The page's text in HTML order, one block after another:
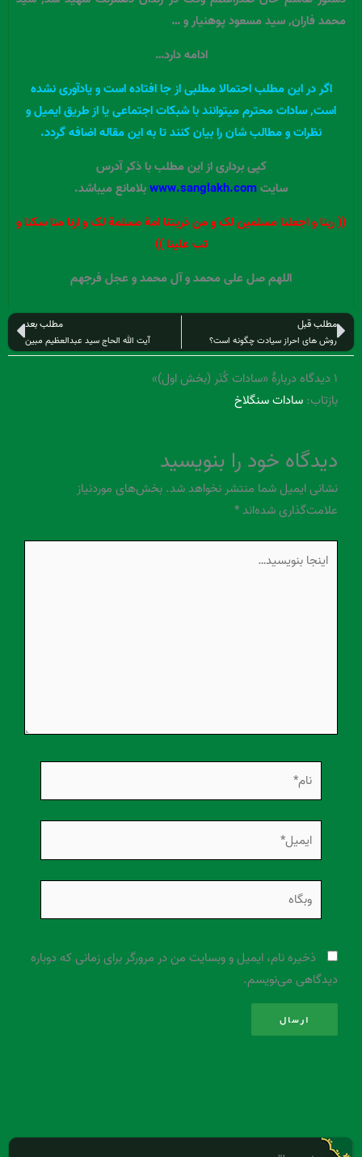
محمد فاران, سید مسعود پوهنیار و …
ادامه دارد…
اﮔﺮ در این مطلب احتمالا مطلبی از جا افتاده است و یادآوری نشده
است, سادات محترم میتوانند با شبکات اجتماعی یا از طریق ایمیل و
نظرات و مطالب شان را بیان کنند تا به این مقاله اضافه گردد.
کپی برداری از این مطلب با ذکر آدرس
سایتwww.sanglakh.comبلامانع میباشد.
(( ربنا و اجعلنا مسلمین لک و من ذریتنا امة مسلمة لک و ارنا منا سکنا و
تب علینا ))
اللهم صل علی محمد و آل محمد و عجل فرجهم
قبلی
مطلب قبل
روش های احراز سیادت چگونه است؟
مطلب بعد
آیت الله الحاج سید عبدالعظیم مبین
۱ دیدگاه دربارهٔ «سادات کُنَر (بخش اول)»
بازتاب: سادات سنگلاخ
دیدگاه‌ خود را بنویسید
نشانی ایمیل شما منتشر نخواهد شد. بخش‌های موردنیاز
علامت‌گذاری شده‌اند*
بنویسید…
نام*
وبگاه
ذخیره نام، ایمیل و وبسایت من در مرورگر برای زمانی که دوباره
دیدگاهی می‌نویسم.